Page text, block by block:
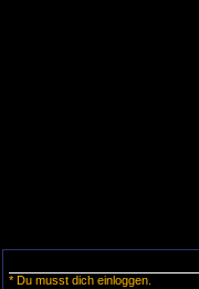
* Du musst dich einloggen.